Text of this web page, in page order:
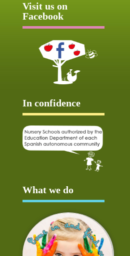
Visit us on
Facebook
In confidence
What we do